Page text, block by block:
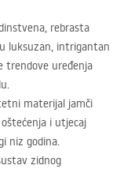
rebrasta
luksuzan, intrigantan
trendove uređenja
materijal jamči
i utjecaj
niz godina.
zidnog